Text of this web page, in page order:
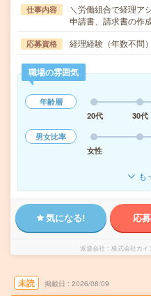
仕事内容
＼労働組合で経理ア
申請書、請求書の作
応募資格 経理経験（年数不問）
職場の雰囲気
年齢層
20代
30代
男女比率
女性
も
気になる! 応
派遣会社 株式会社カイ
未読 掲載日 2026/08/09